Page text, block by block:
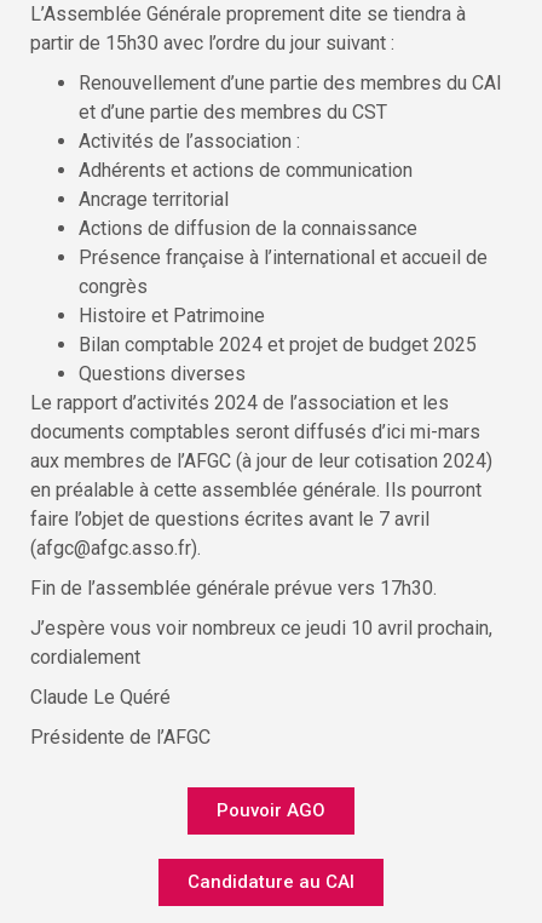
L’Assemblée Générale proprement dite se tiendra à
partir de 15h30 avec l’ordre du jour suivant :
Renouvellement d’une partie des membres du CAI
et d’une partie des membres du CST
Activités de l’association :
Adhérents et actions de communication
Ancrage territorial
Actions de diffusion de la connaissance
Présence française à l’international et accueil de
congrès
Histoire et Patrimoine
Bilan comptable 2024 et projet de budget 2025
Questions diverses
Le rapport d’activités 2024 de l’association et les
documents comptables seront diffusés d’ici mi-mars
aux membres de l’AFGC (à jour de leur cotisation 2024)
en préalable à cette assemblée générale. Ils pourront
faire l’objet de questions écrites avant le 7 avril
(afgc@afgc.asso.fr).
Fin de l’assemblée générale prévue vers 17h30.
J’espère vous voir nombreux ce jeudi 10 avril prochain,
cordialement
Claude Le Quéré
Présidente de l’AFGC
Pouvoir AGO
Candidature au CAI